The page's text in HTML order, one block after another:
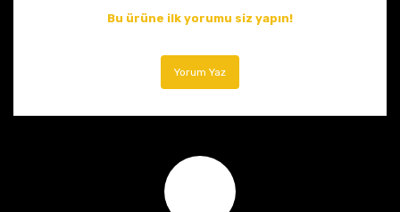
Bu ürüne ilk yorumu siz yapın!
Yorum Yaz